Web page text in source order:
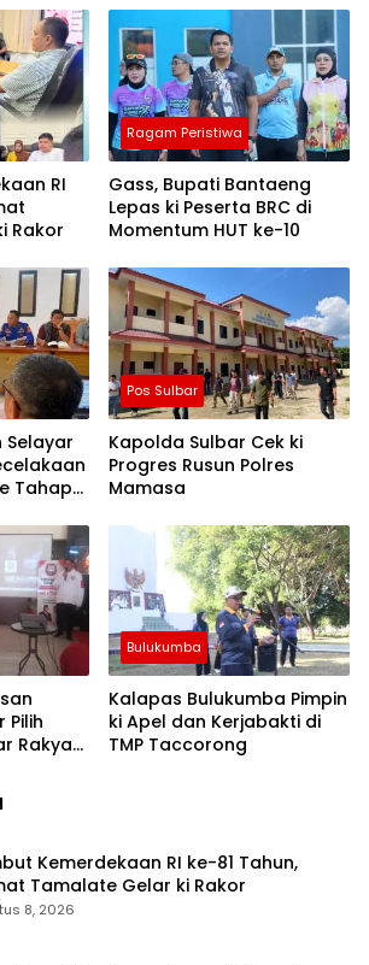
RI
Rakor
Ragam Peristiwa
Gass, Bupati Bantaeng
Lepas ki Peserta BRC di
Momentum HUT ke-10
Selayar
Tahap
Pos Sulbar
Kapolda Sulbar Cek ki
Progres Rusun Polres
Mamasa
Pilih
Rakyat
Bulukumba
Kalapas Bulukumba Pimpin
ki Apel dan Kerjabakti di
TMP Taccorong
Kemerdekaan RI ke-81 Tahun,
Tamalate Gelar ki Rakor
8, 2026